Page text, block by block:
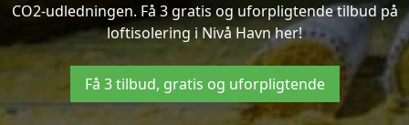
CO2-udledningen. Få 3 gratis og uforpligtende tilbud på
loftisolering i Nivå Havn her!
Få 3 tilbud, gratis og uforpligtende